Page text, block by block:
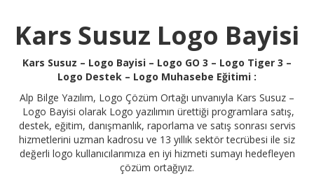
Kars Susuz Logo Bayisi
Kars Susuz – Logo Bayisi – Logo GO 3 – Logo Tiger 3 –
Logo Destek – Logo Muhasebe Eğitimi :
Alp Bilge Yazılım, Logo Çözüm Ortağı unvanıyla Kars Susuz –
Logo Bayisi olarak Logo yazılımın ürettiği programlara satış,
destek, eğitim, danışmanlık, raporlama ve satış sonrası servis
hizmetlerini uzman kadrosu ve 13 yıllık sektör tecrübesi ile siz
değerli logo kullanıcılarımıza en iyi hizmeti sumayı hedefleyen
çözüm ortağıyız.